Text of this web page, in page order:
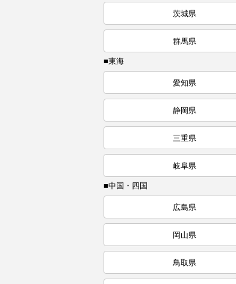
茨城県
群馬県
■東海
愛知県
静岡県
三重県
岐阜県
■中国・四国
広島県
岡山県
鳥取県